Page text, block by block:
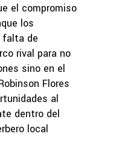
el compromiso
los
falta de
rival para no
sino en el
Flores
al
dentro del
local